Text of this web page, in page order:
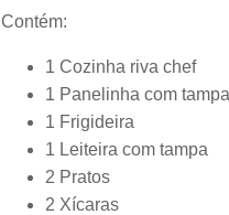
Contém:
1 Cozinha riva chef
1 Panelinha com tampa
1 Frigideira
1 Leiteira com tampa
2 Pratos
2 Xícaras